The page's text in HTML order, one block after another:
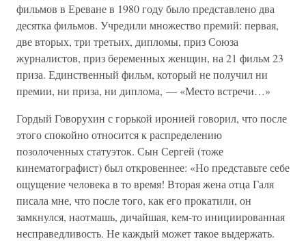
фильмов в Ереване в 1980 году было представлено два
десятка фильмов. Учредили множество премий: первая,
две вторых, три третьих, дипломы, приз Союза
журналистов, приз беременных женщин, на 21 фильм 23
приза. Единственный фильм, который не получил ни
премии, ни приза, ни диплома, — «Место встречи…»
Гордый Говорухин с горькой иронией говорил, что после
этого спокойно относится к распределению
позолоченных статуэток. Сын Сергей (тоже
кинематографист) был откровеннее: «Но представьте себе
ощущение человека в то время! Вторая жена отца Галя
писала мне, что после того, как его прокатили, он
замкнулся, наотмашь, дичайшая, кем-то инициированная
несправедливость. Не каждый может такое выдержать.